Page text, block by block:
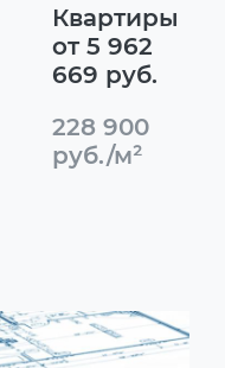
Квартиры
от 5 962
669 руб.
228 900
руб./м²